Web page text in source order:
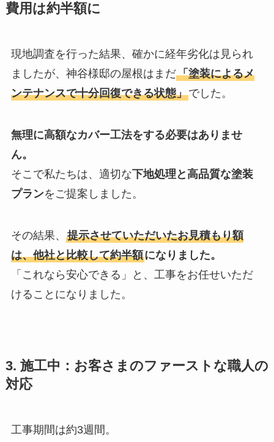
費用は約半額に
現地調査を行った結果、確かに経年劣化は見られ
ましたが、神谷様邸の屋根はまだ「塗装によるメ
ンテナンスで十分回復できる状態」でした。
無理に高額なカバー工法をする必要はありませ
ん。
そこで私たちは、適切な下地処理と高品質な塗装
プランをご提案しました。
その結果、 提示させていただいたお見積もり額
は、他社と比較して約半額になりました。
「これなら安心できる」と、工事をお任せいただ
けることになりました。
3. 施工中：お客さまのファーストな職人の
対応
工事期間は約3週間。